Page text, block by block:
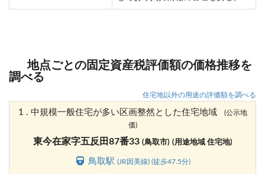
地点ごとの固定資産税評価額の価格推移を
調べる
住宅地以外の用途の評価額を調べる
1 . 中規模一般住宅が多い区画整然とした住宅地域
(公示地
価)
東今在家字五反田87番33 (鳥取市) (用途地域 住宅地)
鳥取駅(JR因美線) (徒歩47.5分)